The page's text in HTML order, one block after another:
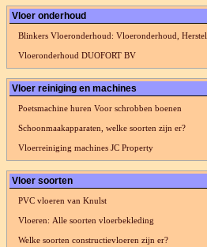
Vloer onderhoud
Blinkers Vloeronderhoud: Vloeronderhoud, Herstel
Vloeronderhoud DUOFORT BV
Vloer reiniging en machines
Poetsmachine huren Voor schrobben boenen
Schoonmaakapparaten, welke soorten zijn er?
Vloerreiniging machines JC Property
Vloer soorten
PVC vloeren van Knulst
Vloeren: Alle soorten vloerbekleding
Welke soorten constructievloeren zijn er?